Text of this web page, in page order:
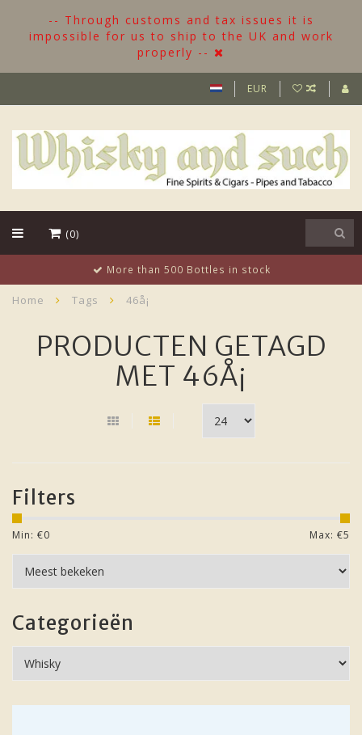
-- Through customs and tax issues it is
impossible for us to ship to the UK and work
properly --
EUR
(0)
More than 500 Bottles in stock
Home Tags 46å¡
PRODUCTEN GETAGD
MET 46Å¡
Filters
Min: €0 Max: €5
Categorieën